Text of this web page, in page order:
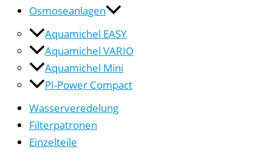
Osmoseanlagen
Aquamichel EASY
Aquamichel VARIO
Aquamichel Mini
PI-Power Compact
Wasserveredelung
Filterpatronen
Einzelteile